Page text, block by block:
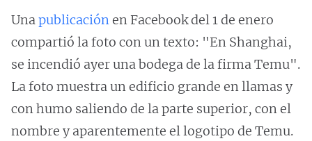
Unapublicaciónen Facebook del 1 de enero
compartió la foto con un texto: "En Shanghai,
se incendió ayer una bodega de la firma Temu".
La foto muestra un edificio grande en llamas y
con humo saliendo de la parte superior, con el
nombre y aparentemente el logotipo de Temu.